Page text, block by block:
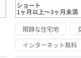
ショート
1ヶ月以上～3ヶ月未満
閑静な住宅地
インターネット無料